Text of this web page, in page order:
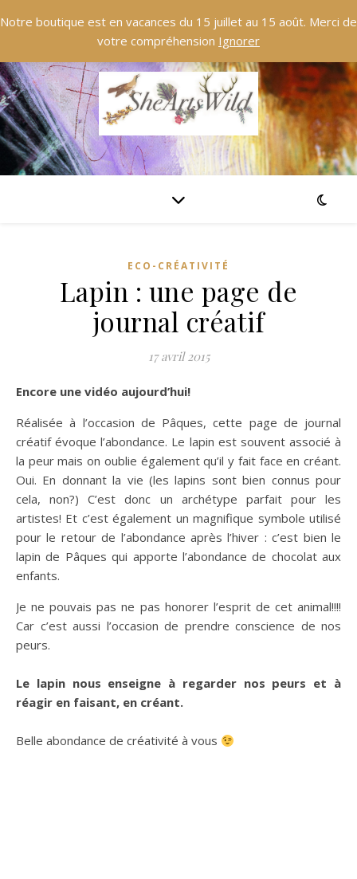
Notre boutique est en vacances du 15 juillet au 15 août. Merci de
votre compréhension Ignorer
ECO-CRÉATIVITÉ
Lapin : une page de
journal créatif
17 avril 2015
Encore une vidéo aujourd’hui!
Réalisée à l’occasion de Pâques, cette page de journal
créatif évoque l’abondance. Le lapin est souvent associé à
la peur mais on oublie également qu’il y fait face en créant.
Oui. En donnant la vie (les lapins sont bien connus pour
cela, non?) C’est donc un archétype parfait pour les
artistes! Et c’est également un magnifique symbole utilisé
pour le retour de l’abondance après l’hiver : c’est bien le
lapin de Pâques qui apporte l’abondance de chocolat aux
enfants.
Je ne pouvais pas ne pas honorer l’esprit de cet animal!!!!
Car c’est aussi l’occasion de prendre conscience de nos
peurs.
Le lapin nous enseigne à regarder nos peurs et à
réagir en faisant, en créant.
Belle abondance de créativité à vous